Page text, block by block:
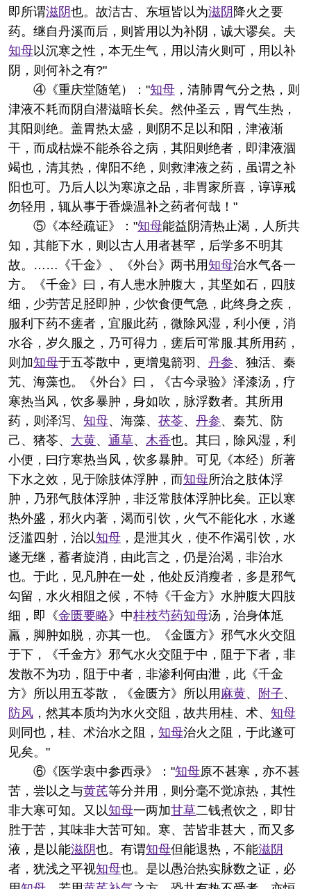
即所谓滋阴也。故洁古、东垣皆以为滋阴 降火之要
药。继自丹溪而后，则皆用以为补阴，诚大谬矣。夫
知母以沉寒之性，本无生气，用以清火则可，用以补
阴，则何补之有?"
④《重庆堂随笔）："知母 ，清肺胃气分之热，则
津液不耗而阴自潜滋暗长矣。然仲圣云，胃气生热，
其阳则绝。盖胃热太盛，则阴不足以和阳，津液渐
干，而成枯燥不能杀谷之病，其阳则绝者，即津液涸
竭也，清其热，俾阳不绝，则救津液之药，虽谓之补
阳也可。乃后人以为寒凉之品，非胃家所喜，谆谆戒
勿轻用，辄从事于香燥温补之药者何哉！"
⑤《本经疏证》："知母能益阴清热止渴，人所共
知，其能下水，则以古人用者甚罕，后学多不明其
故。……《千金》、《外台》两书用知母治水气各一
方。《千金》曰，有人患水肿腹大，其坚如石，四肢
细，少劳苦足胫即肿，少饮食便气急，此终身之疾，
服利下药不瘥者，宜服此药，微除风湿，利小便，消
水谷，岁久服之，乃可得力，瘥后可常服.其所用药，
则加知母于五苓散中，更增鬼箭羽、 丹参、独活、秦
艽、海藻也。《外台》曰，《古今录验》泽漆汤，疗
寒热当风，饮多暴肿，身如吹，脉浮数者。其所用
药，则泽泻、 知母、海藻、 茯苓、 丹参、秦艽、防
己、猪苓、 大黄、 通草、 木香也。其曰，除风湿，利
小便，曰疗寒热当风，饮多暴肿。可见《本经）所著
下水之效，见于除肢体浮肿，而知母所治之肢体浮
肿，乃邪气肢体浮肿，非泛常肢体浮肿比矣。正以寒
热外盛，邪火内著，渴而引饮，火气不能化水，水遂
泛滥四射，治以知母 ，是泄其火，使不作渴引饮，水
遂无继，蓄者旋消，由此言之，仍是治渴，非治水
也。于此，见凡肿在一处，他处反消瘦者，多是邪气
勾留，水火相阻之候，不特《千金方》水肿腹大四肢
细，即《金匮要略》中桂枝芍药知母汤，治身体尪
羸，脚肿如脱，亦其一也。《金匮方》邪气水火交阻
于下，《千金方》邪气水火交阻于中，阻于下者，非
发散不为功，阻于中者，非渗利何由泄，此《千金
方》所以用五苓散，《金匮方》所以用 麻黄、 附子、
防风 ，然其本质均为水火交阻，故共用桂、术、 知母
则同也，桂、术治水之阻， 知母治火之阻，于此遂可
见矣。"
⑥《医学衷中参西录》："知母原不甚寒，亦不甚
苦，尝以之与黄芪等分并用，则分毫不觉凉热，其性
非大寒可知。又以知母一两加甘草二钱煮饮之，即甘
胜于苦，其味非大苦可知。寒、苦皆非甚大，而又多
液，是以能滋阴也。有谓知母但能退热，不能滋阴
者，犹浅之平视知母也。是以愚治热实脉数之证，必